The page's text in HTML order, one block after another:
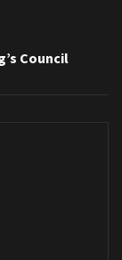
Council